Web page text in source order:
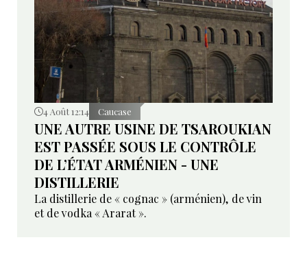
4 Août 12:14 Caucase
UNE AUTRE USINE DE TSAROUKIAN
EST PASSÉE SOUS LE CONTRÔLE
DE L’ÉTAT ARMÉNIEN - UNE
DISTILLERIE
La distillerie de « cognac » (arménien), de vin
et de vodka « Ararat ».